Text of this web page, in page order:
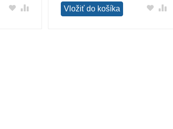
Vložiť do košíka